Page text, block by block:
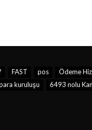
FAST pos Ödeme
kuruluşu 6493 nolu